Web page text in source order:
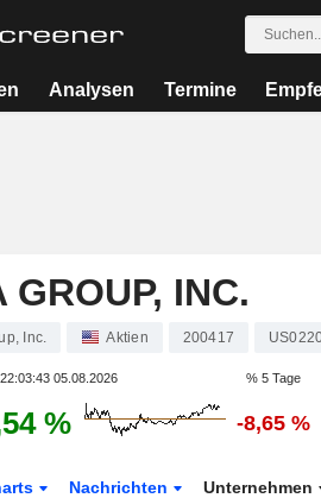
Analysen Termine
GROUP, INC.
Inc. Aktien 200417
22:03:43 05.08.2026 % 5 Tage
% -8,65 %
Nachrichten Unternehmen